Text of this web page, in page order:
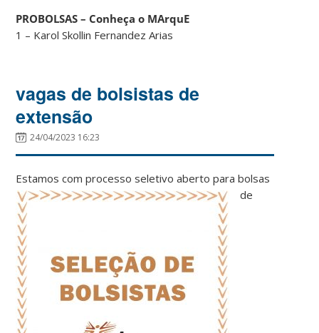
PROBOLSAS – Conheça o MArquE
1 – Karol Skollin Fernandez Arias
vagas de bolsistas de
extensão
24/04/2023 16:23
Estamos com processo seletivo aberto para bolsas
de